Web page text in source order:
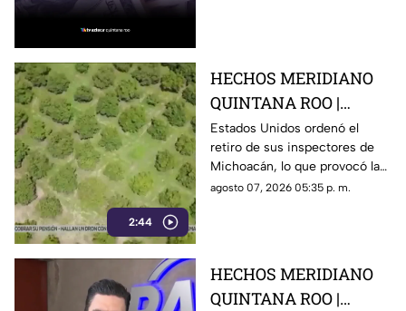
2:44
HECHOS MERIDIANO
QUINTANA ROO |
E.E.U.U retira a sus
inspectores en
Michoacán y provocá
la suspensión de
Estados Unidos ordenó el
retiro de sus inspectores de
Michoacán, lo que provocó la
suspensión de las
agosto 07, 2026 05:35 p. m.
HECHOS MERIDIANO
QUINTANA ROO |